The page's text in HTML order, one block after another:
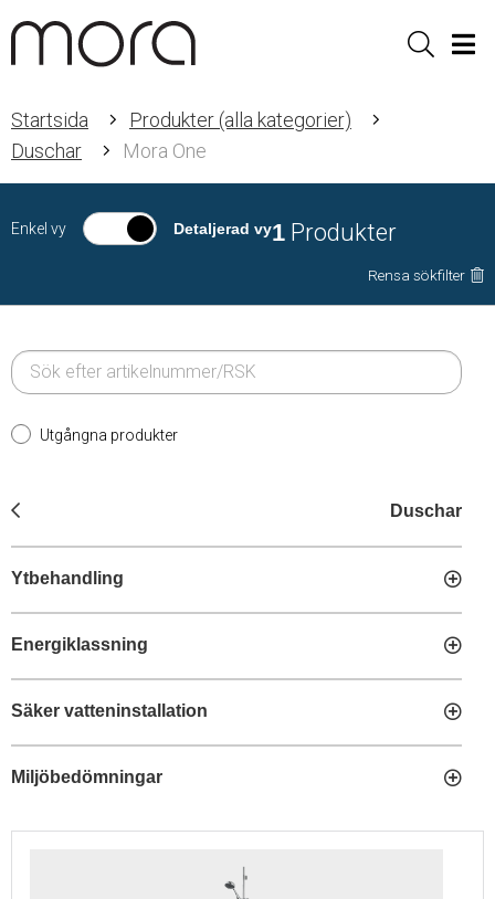
Sök
Startsida
Produkter (alla kategorier)
Duschar
Mora One
Enkel vy Detaljerad vy1 Produkter
Rensa sökfilter
Utgångna produkter
Duschar
Ytbehandling
Energiklassning
Säker vatteninstallation
Miljöbedömningar